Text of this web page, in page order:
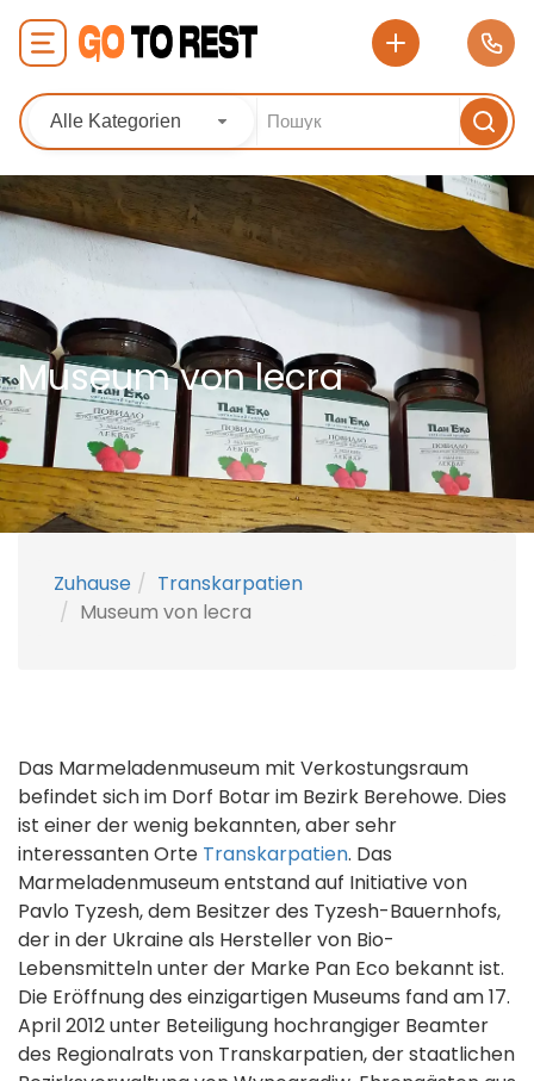
Alle Kategorien
Museum von lecra
Zuhause
Transkarpatien
Museum von lecra
Das Marmeladenmuseum mit Verkostungsraum
befindet sich im Dorf Botar im Bezirk Berehowe. Dies
ist einer der wenig bekannten, aber sehr
interessanten Orte Transkarpatien. Das
Marmeladenmuseum entstand auf Initiative von
Pavlo Tyzesh, dem Besitzer des Tyzesh-Bauernhofs,
der in der Ukraine als Hersteller von Bio-
Lebensmitteln unter der Marke Pan Eco bekannt ist.
Die Eröffnung des einzigartigen Museums fand am 17.
April 2012 unter Beteiligung hochrangiger Beamter
des Regionalrats von Transkarpatien, der staatlichen